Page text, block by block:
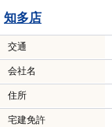
知多店
交通
会社名
住所
宅建免許